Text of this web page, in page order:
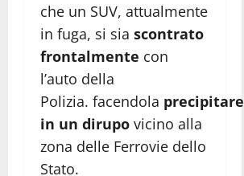
che un SUV, attualmente
in fuga, si sia scontrato
frontalmente con
l’auto della
Polizia. facendola precipitare
in un dirupo vicino alla
zona delle Ferrovie dello
Stato.